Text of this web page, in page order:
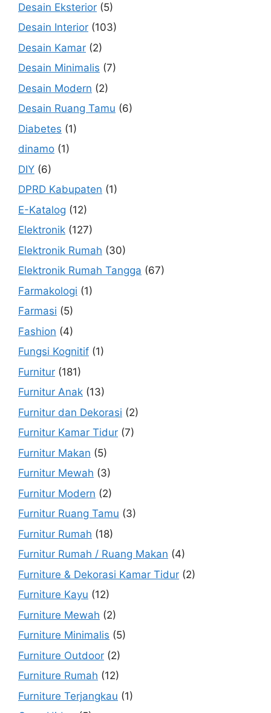
Desain Eksterior (5)
Desain Interior (103)
Desain Kamar (2)
Desain Minimalis (7)
Desain Modern (2)
Desain Ruang Tamu (6)
Diabetes (1)
dinamo (1)
DIY (6)
DPRD Kabupaten (1)
E-Katalog (12)
Elektronik (127)
Elektronik Rumah (30)
Elektronik Rumah Tangga (67)
Farmakologi (1)
Farmasi (5)
Fashion (4)
Fungsi Kognitif (1)
Furnitur (181)
Furnitur Anak (13)
Furnitur dan Dekorasi (2)
Furnitur Kamar Tidur (7)
Furnitur Makan (5)
Furnitur Mewah (3)
Furnitur Modern (2)
Furnitur Ruang Tamu (3)
Furnitur Rumah (18)
Furnitur Rumah / Ruang Makan (4)
Furniture & Dekorasi Kamar Tidur (2)
Furniture Kayu (12)
Furniture Mewah (2)
Furniture Minimalis (5)
Furniture Outdoor (2)
Furniture Rumah (12)
Furniture Terjangkau (1)